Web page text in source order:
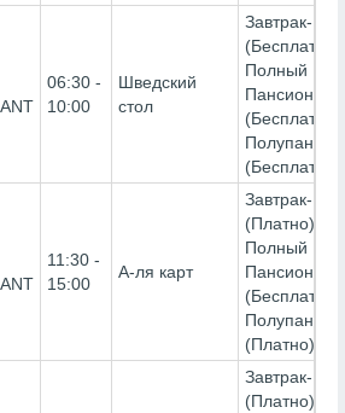
06:30 -
10:00
Шведский
стол
Завтрак-
(Бесплатно),
Полный
Пансион-
(Бесплатно),
(Бесплатно)
11:30 -
15:00
А-ля карт
Завтрак-
(Платно),
Полный
Пансион-
(Бесплатно),
(Платно)
Завтрак-
(Платно),